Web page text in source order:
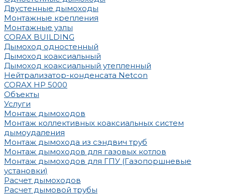
Двустенные дымоходы
Монтажные крепления
Монтажные узлы
CORAX BUILDING
Дымоход одностенный
Дымоход коаксиальный
Дымоход коаксиальный утепленный
Нейтрализатор-конденсата Netcon
CORAX HP 5000
Объекты
Услуги
Монтаж дымоходов
Монтаж коллективных коаксиальных систем
дымоудаления
Монтаж дымохода из сэндвич труб
Монтаж дымоходов для газовых котлов
Монтаж дымоходов для ГПУ (Газопоршневые
установки)
Расчет дымоходов
Расчет дымовой трубы